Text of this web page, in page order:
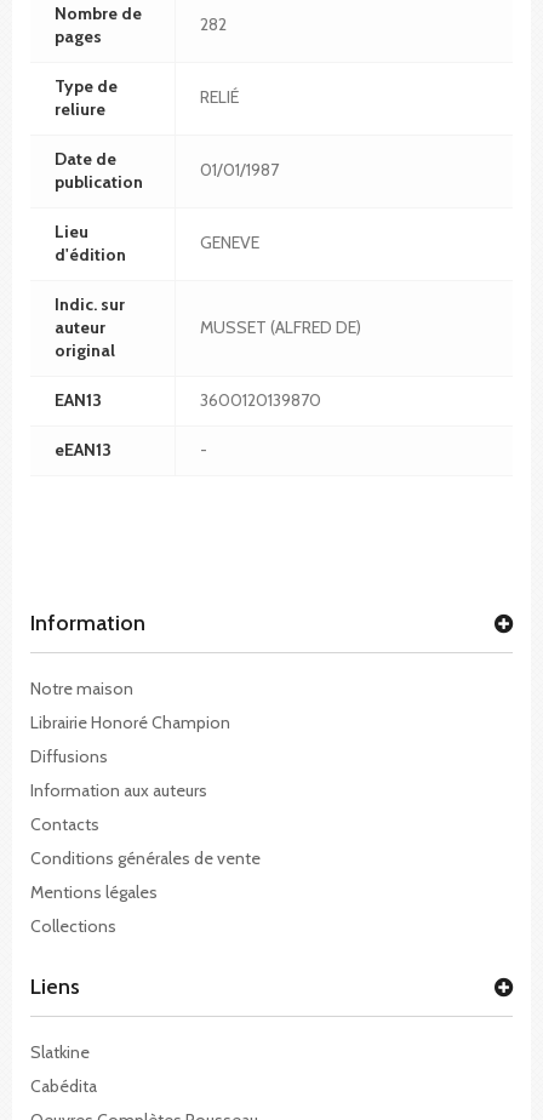
Nombre de
pages
282
Type de
reliure
RELIÉ
Date de
publication
01/01/1987
Lieu
d'édition
GENEVE
Indic. sur
auteur
original
MUSSET (ALFRED DE)
EAN13 3600120139870
eEAN13 -
Information
Notre maison
Librairie Honoré Champion
Diffusions
Information aux auteurs
Contacts
Conditions générales de vente
Mentions légales
Collections
Liens
Slatkine
Cabédita